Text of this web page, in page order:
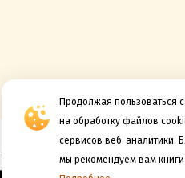
Продолжая пользоваться
на обработку файлов
сервисов веб-аналитики.
мы рекомендуем вам